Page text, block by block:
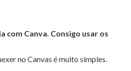
com Canva. Consigo usar os
no Canvas é muito simples.